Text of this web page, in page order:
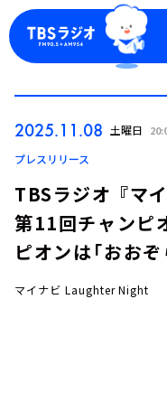
2025.11.08 土曜日
プレスリリース
TBSラジオ 『
第11回チャンピ
ピオンは「おおぞ
マイナビ Laughter Night